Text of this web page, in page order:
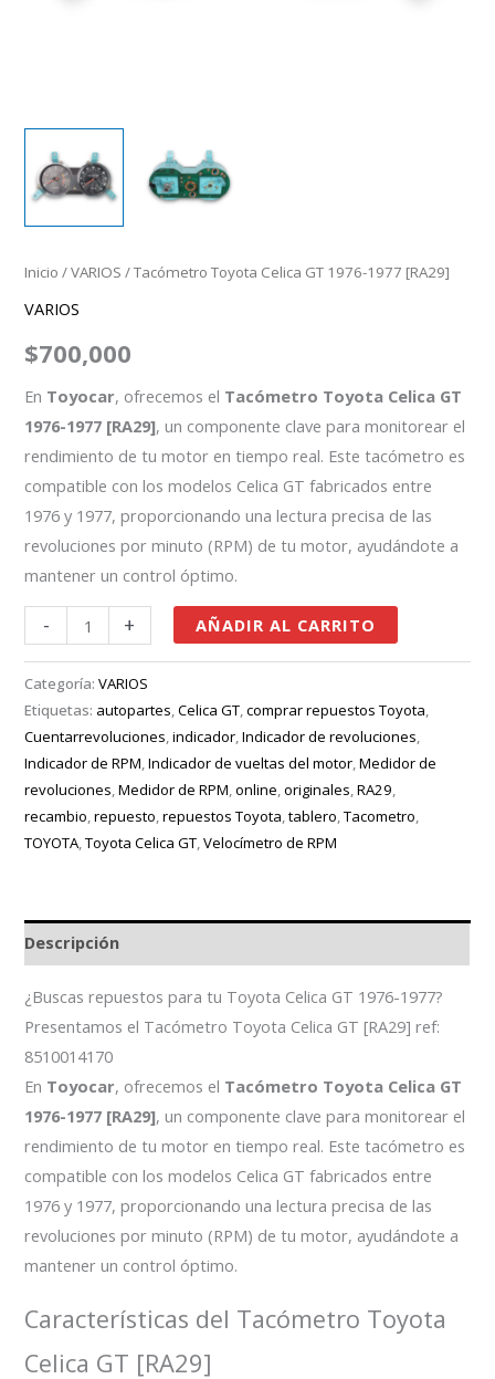
Inicio /VARIOS / Tacómetro Toyota Celica GT 1976-1977 [RA29]
VARIOS
$700,000
En Toyocar, ofrecemos el Tacómetro Toyota Celica GT
1976-1977 [RA29], un componente clave para monitorear el
rendimiento de tu motor en tiempo real. Este tacómetro es
compatible con los modelos Celica GT fabricados entre
1976 y 1977, proporcionando una lectura precisa de las
revoluciones por minuto (RPM) de tu motor, ayudándote a
mantener un control óptimo.
- + AÑADIR AL CARRITO
Categoría:VARIOS
Etiquetas: autopartes ,Celica GT ,comprar repuestos Toyota
Cuentarrevoluciones ,indicador ,Indicador de revoluciones
Indicador de RPM ,Indicador de vueltas del motor ,Medidor de
revoluciones ,Medidor de RPM ,online ,originales ,RA29
recambio ,repuesto ,repuestos Toyota ,tablero ,Tacometro
TOYOTA ,Toyota Celica GT ,Velocímetro de RPM
Descripción
¿Buscas repuestos para tu Toyota Celica GT 1976-1977?
Presentamos el Tacómetro Toyota Celica GT [RA29] ref:
8510014170
En Toyocar, ofrecemos el Tacómetro Toyota Celica GT
1976-1977 [RA29], un componente clave para monitorear el
rendimiento de tu motor en tiempo real. Este tacómetro es
compatible con los modelos Celica GT fabricados entre
1976 y 1977, proporcionando una lectura precisa de las
revoluciones por minuto (RPM) de tu motor, ayudándote a
mantener un control óptimo.
Características del Tacómetro Toyota
Celica GT [RA29]